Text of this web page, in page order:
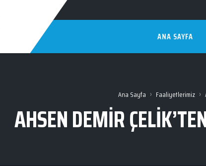
ANA SAYFA
Ana Sayfa › Faaliyetlerimiz ›
AHSEN DEMIR